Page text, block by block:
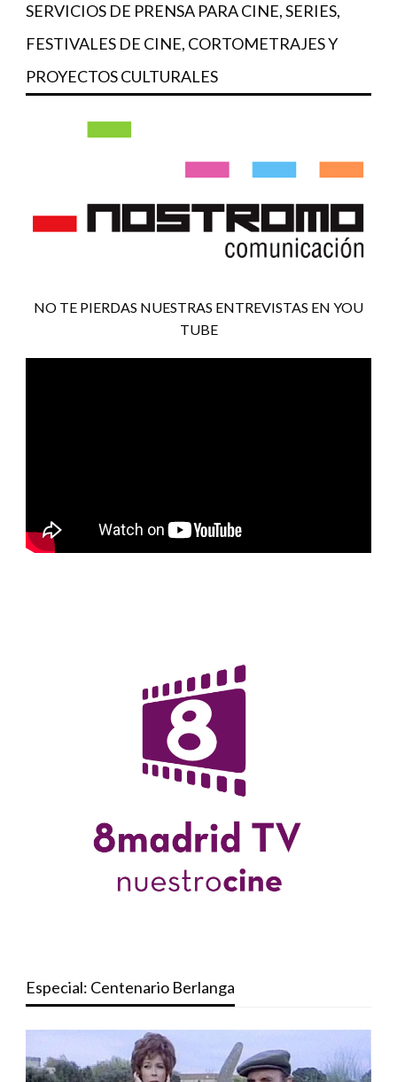
SERVICIOS DE PRENSA PARA CINE, SERIES,
FESTIVALES DE CINE, CORTOMETRAJES Y
PROYECTOS CULTURALES
NO TE PIERDAS NUESTRAS ENTREVISTAS EN YOU
TUBE
Especial: Centenario Berlanga